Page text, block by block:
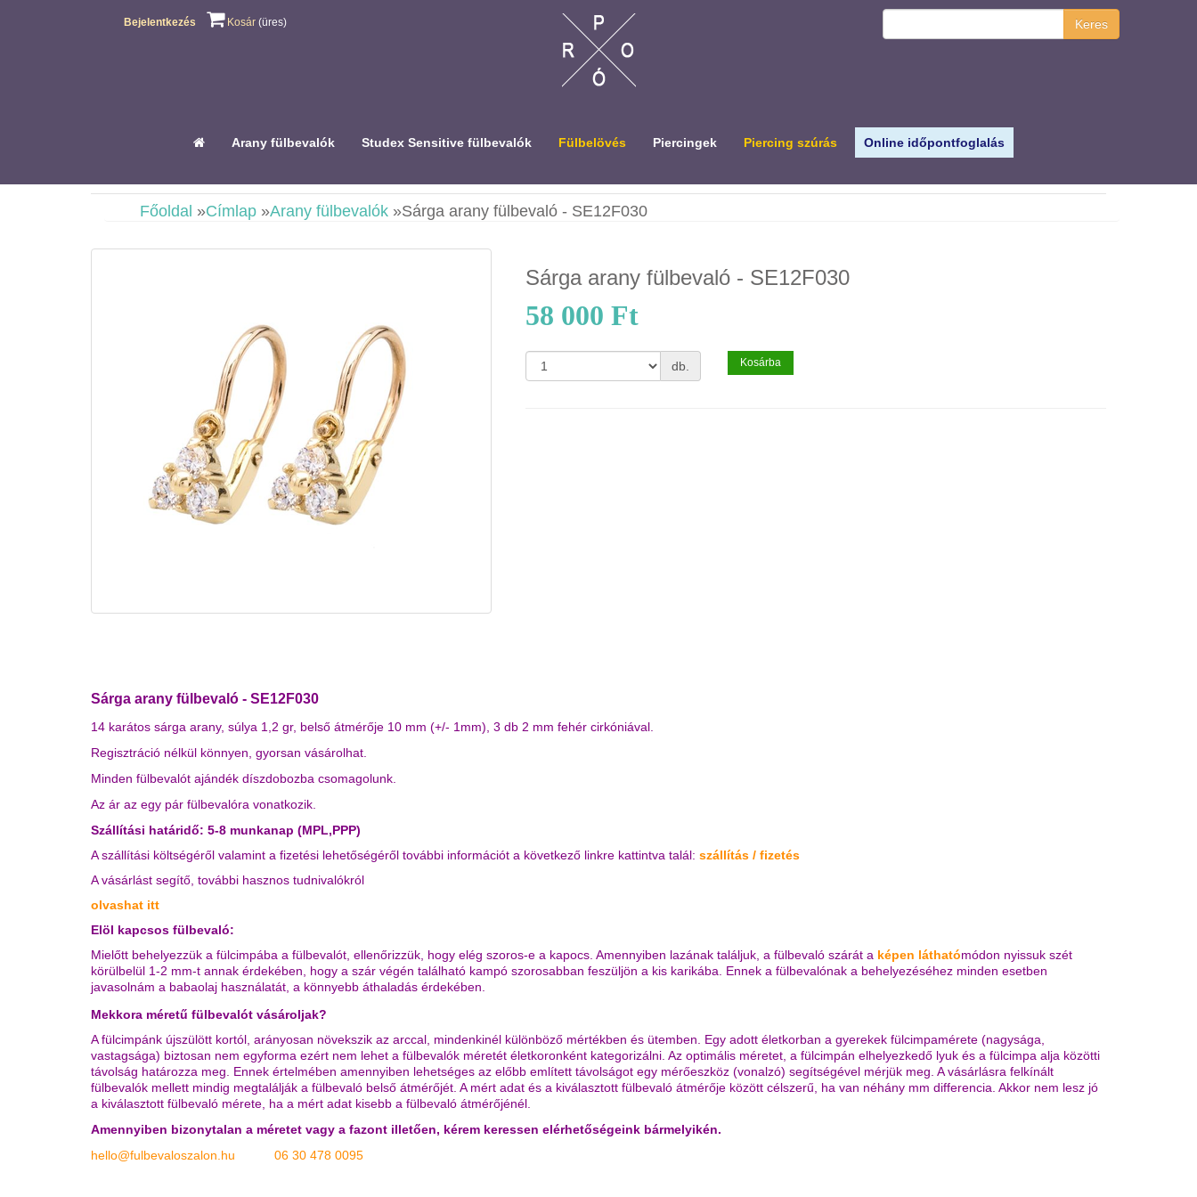
Bejelentkezés Kosár (üres) Keres
Arany fülbevalók Studex Sensitive fülbevalók Fülbelövés Piercingek Piercing szúrás Online időpontfoglalás
Főoldal »Címlap »Arany fülbevalók »Sárga arany fülbevaló - SE12F030
Sárga arany fülbevaló - SE12F030
58 000 Ft
db. Kosárba
Sárga arany fülbevaló - SE12F030
14 karátos sárga arany, súlya 1,2 gr, belső átmérője 10 mm (+/- 1mm), 3 db 2 mm fehér cirkóniával.
Regisztráció nélkül könnyen, gyorsan vásárolhat.
Minden fülbevalót ajándék díszdobozba csomagolunk.
Az ár az egy pár fülbevalóra vonatkozik.
Szállítási határidő: 5-8 munkanap (MPL,PPP)
A szállítási költségéről valamint a fizetési lehetőségéről további információt a következő linkre kattintva talál: szállítás / fizetés
A vásárlást segítő, további hasznos tudnivalókról
olvashat itt
Elöl kapcsos fülbevaló:
Mielőtt behelyezzük a fülcimpába a fülbevalót, ellenőrizzük, hogy elég szoros-e a kapocs. Amennyiben lazának találjuk, a fülbevaló szárát a képen láthatómódon nyissuk szét
körülbelül 1-2 mm-t annak érdekében, hogy a szár végén található kampó szorosabban feszüljön a kis karikába. Ennek a fülbevalónak a behelyezéséhez minden esetben
javasolnám a babaolaj használatát, a könnyebb áthaladás érdekében.
Mekkora méretű fülbevalót vásároljak?
A fülcimpánk újszülött kortól, arányosan növekszik az arccal, mindenkinél különböző mértékben és ütemben. Egy adott életkorban a gyerekek fülcimpamérete (nagysága,
vastagsága) biztosan nem egyforma ezért nem lehet a fülbevalók méretét életkoronként kategorizálni. Az optimális méretet, a fülcimpán elhelyezkedő lyuk és a fülcimpa alja közötti
távolság határozza meg. Ennek értelmében amennyiben lehetséges az előbb említett távolságot egy mérőeszköz (vonalzó) segítségével mérjük meg. A vásárlásra felkínált
fülbevalók mellett mindig megtalálják a fülbevaló belső átmérőjét. A mért adat és a kiválasztott fülbevaló átmérője között célszerű, ha van néhány mm differencia. Akkor nem lesz jó
a kiválasztott fülbevaló mérete, ha a mért adat kisebb a fülbevaló átmérőjénél.
Amennyiben bizonytalan a méretet vagy a fazont illetően, kérem keressen elérhetőségeink bármelyikén.
hello@fulbevaloszalon.hu
06 30 478 0095